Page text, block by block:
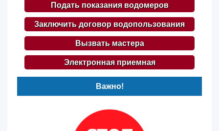
Подать показания водомеров
Заключить договор водопользования
Вызвать мастера
Электронная приемная
Важно!